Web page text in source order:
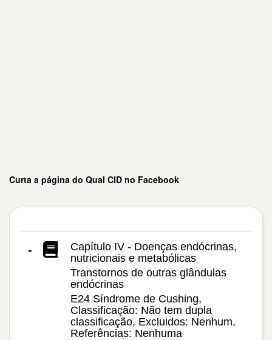
Curta a página do Qual CID no Facebook
-
Capítulo IV - Doenças endócrinas,
nutricionais e metabólicas
Transtornos de outras glândulas
endócrinas
E24 Síndrome de Cushing,
Classificação: Não tem dupla
classificação, Excluidos: Nenhum,
Referências: Nenhuma